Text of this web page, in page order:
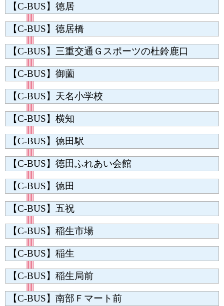
【C-BUS】徳居
【C-BUS】徳居橋
【C-BUS】三重交通Ｇスポーツの杜鈴鹿口
【C-BUS】御薗
【C-BUS】天名小学校
【C-BUS】横知
【C-BUS】徳田駅
【C-BUS】徳田ふれあい会館
【C-BUS】徳田
【C-BUS】五祝
【C-BUS】稲生市場
【C-BUS】稲生
【C-BUS】稲生局前
【C-BUS】南部Ｆマート前